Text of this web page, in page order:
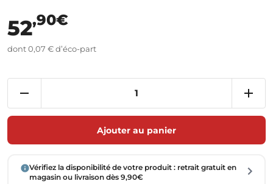
52,90€
dont 0,07 € d’éco-part
Ajouter au panier
Vérifiez la disponibilité de votre produit : retrait gratuit en
magasin ou livraison dès 9,90€